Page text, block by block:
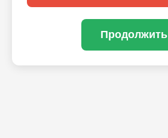
Продолжить